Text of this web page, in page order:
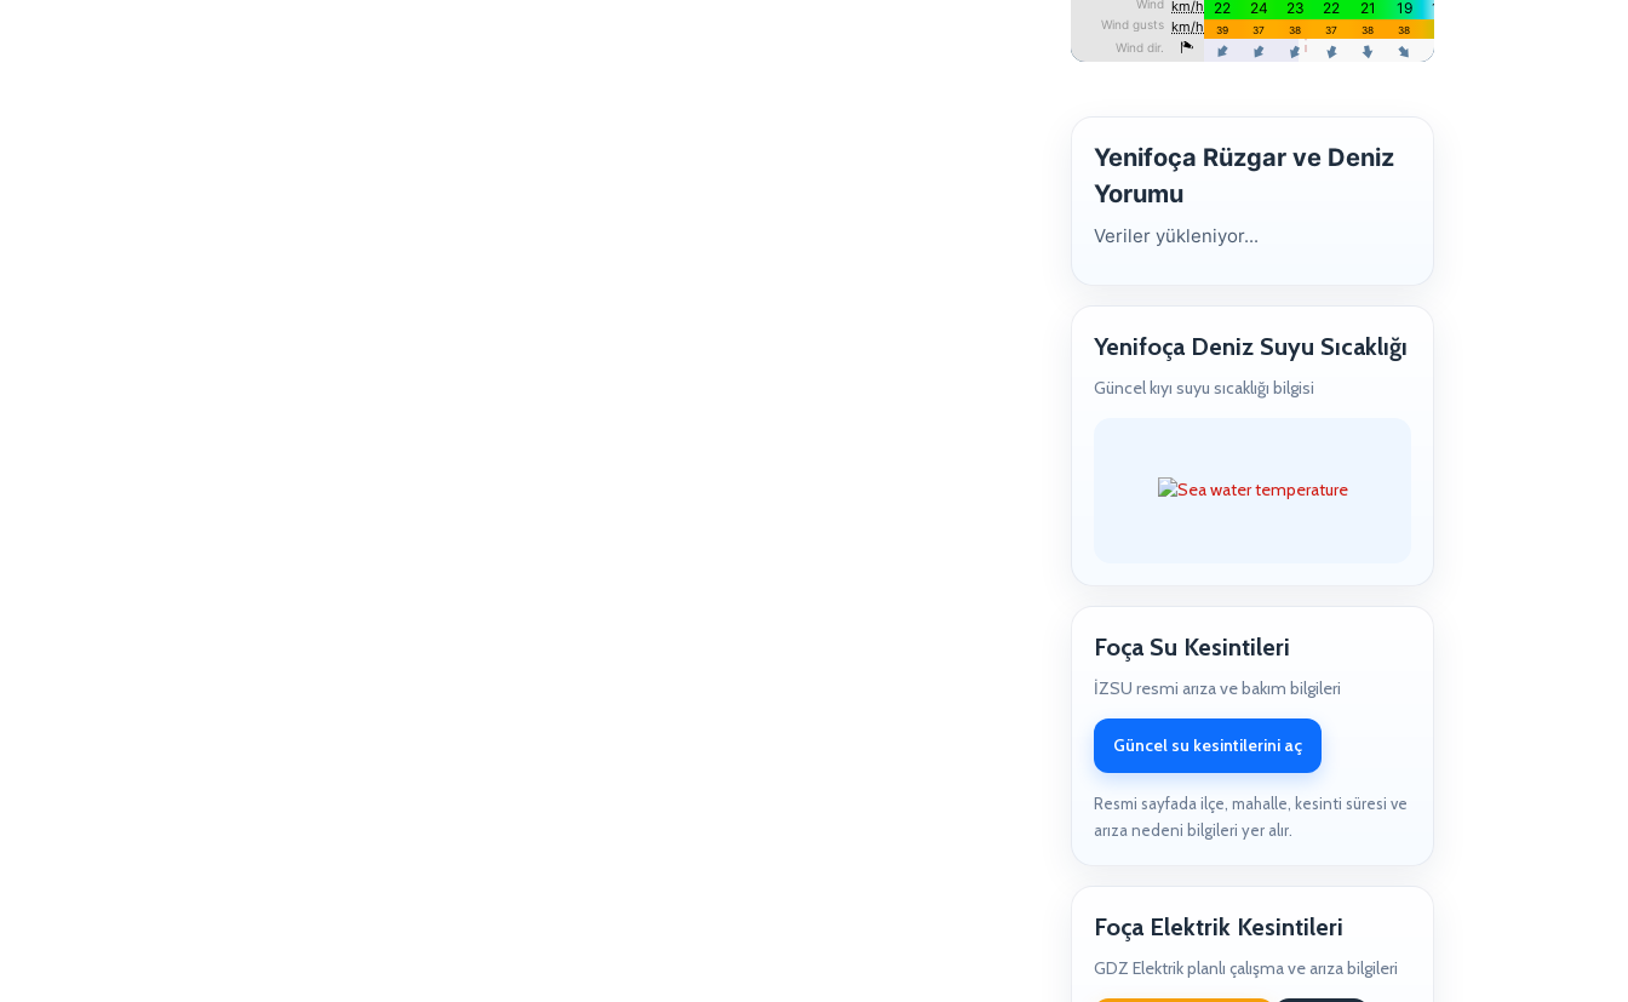
Yenifoça Rüzgar ve Deniz
Yorumu
Veriler yükleniyor...
Yenifoça Deniz Suyu Sıcaklığı
Güncel kıyı suyu sıcaklığı bilgisi
Foça Su Kesintileri
İZSU resmi arıza ve bakım bilgileri
Güncel su kesintilerini aç
Resmi sayfada ilçe, mahalle, kesinti süresi ve
arıza nedeni bilgileri yer alır.
Foça Elektrik Kesintileri
GDZ Elektrik planlı çalışma ve arıza bilgileri